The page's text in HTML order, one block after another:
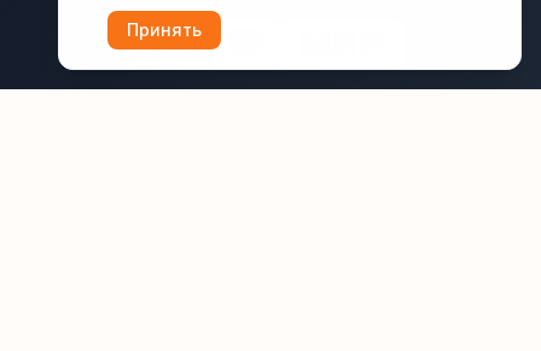
Принять